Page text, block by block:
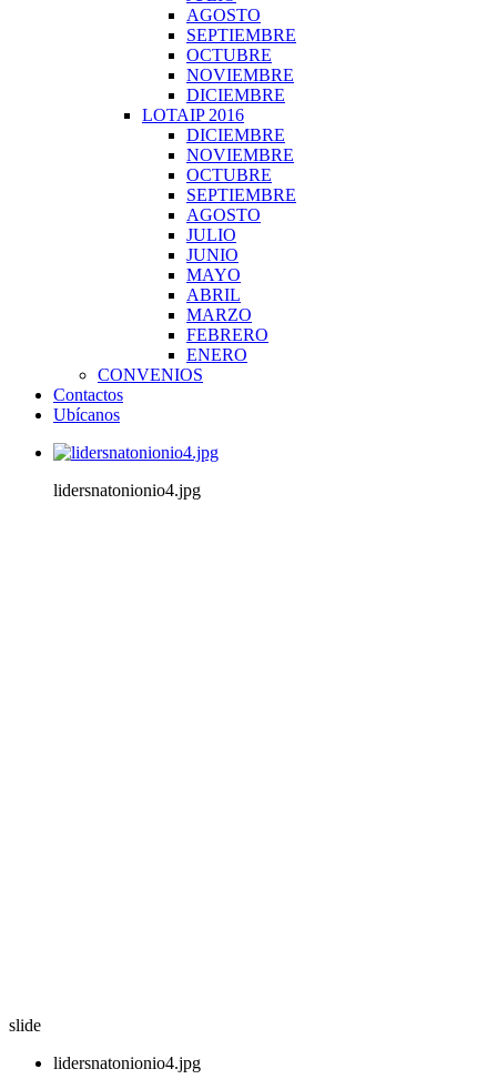
AGOSTO
SEPTIEMBRE
OCTUBRE
NOVIEMBRE
DICIEMBRE
LOTAIP 2016
DICIEMBRE
NOVIEMBRE
OCTUBRE
SEPTIEMBRE
AGOSTO
JULIO
JUNIO
MAYO
ABRIL
MARZO
FEBRERO
ENERO
CONVENIOS
Contactos
Ubícanos
lidersnatonionio4.jpg
slide
lidersnatonionio4.jpg